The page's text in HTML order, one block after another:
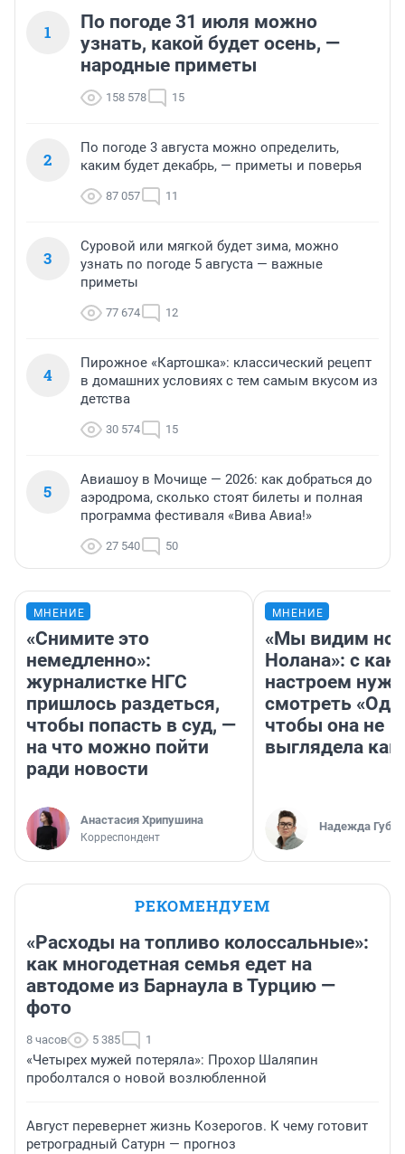
1
По погоде 31 июля можно
узнать, какой будет осень, —
народные приметы
158 578 15
2
По погоде 3 августа можно определить,
каким будет декабрь, — приметы и поверья
87 057 11
3
Суровой или мягкой будет зима, можно
узнать по погоде 5 августа — важные
приметы
77 674 12
4
Пирожное «Картошка»: классический рецепт
в домашних условиях с тем самым вкусом из
детства
30 574 15
5
Авиашоу в Мочище — 2026: как добраться до
аэродрома, сколько стоят билеты и полная
программа фестиваля «Вива Авиа!»
27 540 50
МНЕНИЕ
«Снимите это
немедленно»:
журналистке НГС
пришлось раздеться,
чтобы попасть в суд, —
на что можно пойти
ради новости
Анастасия Хрипушина
Корреспондент
МНЕНИЕ
«Мы видим
Нолана»: с
настроем
смотреть
чтобы она не
выглядела как
Надежда
РЕКОМЕНДУЕМ
«Расходы на топливо колоссальные»:
как многодетная семья едет на
автодоме из Барнаула в Турцию —
фото
8 часов 5 385 1
«Четырех мужей потеряла»: Прохор Шаляпин
проболтался о новой возлюбленной
Август перевернет жизнь Козерогов. К чему готовит
ретроградный Сатурн — прогноз